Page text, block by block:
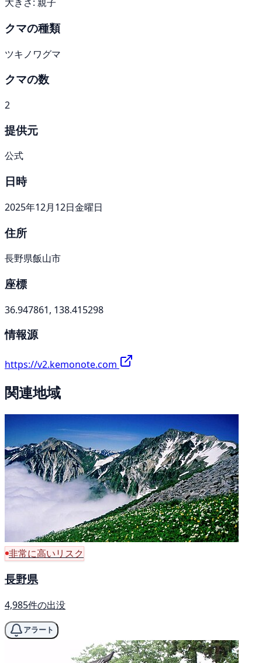
クマの種類
ツキノワグマ
クマの数
2
提供元
公式
日時
2025年12月12日金曜日
住所
長野県飯山市
座標
36.947861, 138.415298
情報源
https://v2.kemonote.com
関連地域
非常に高いリスク
長野県
4,985件の出没
アラート